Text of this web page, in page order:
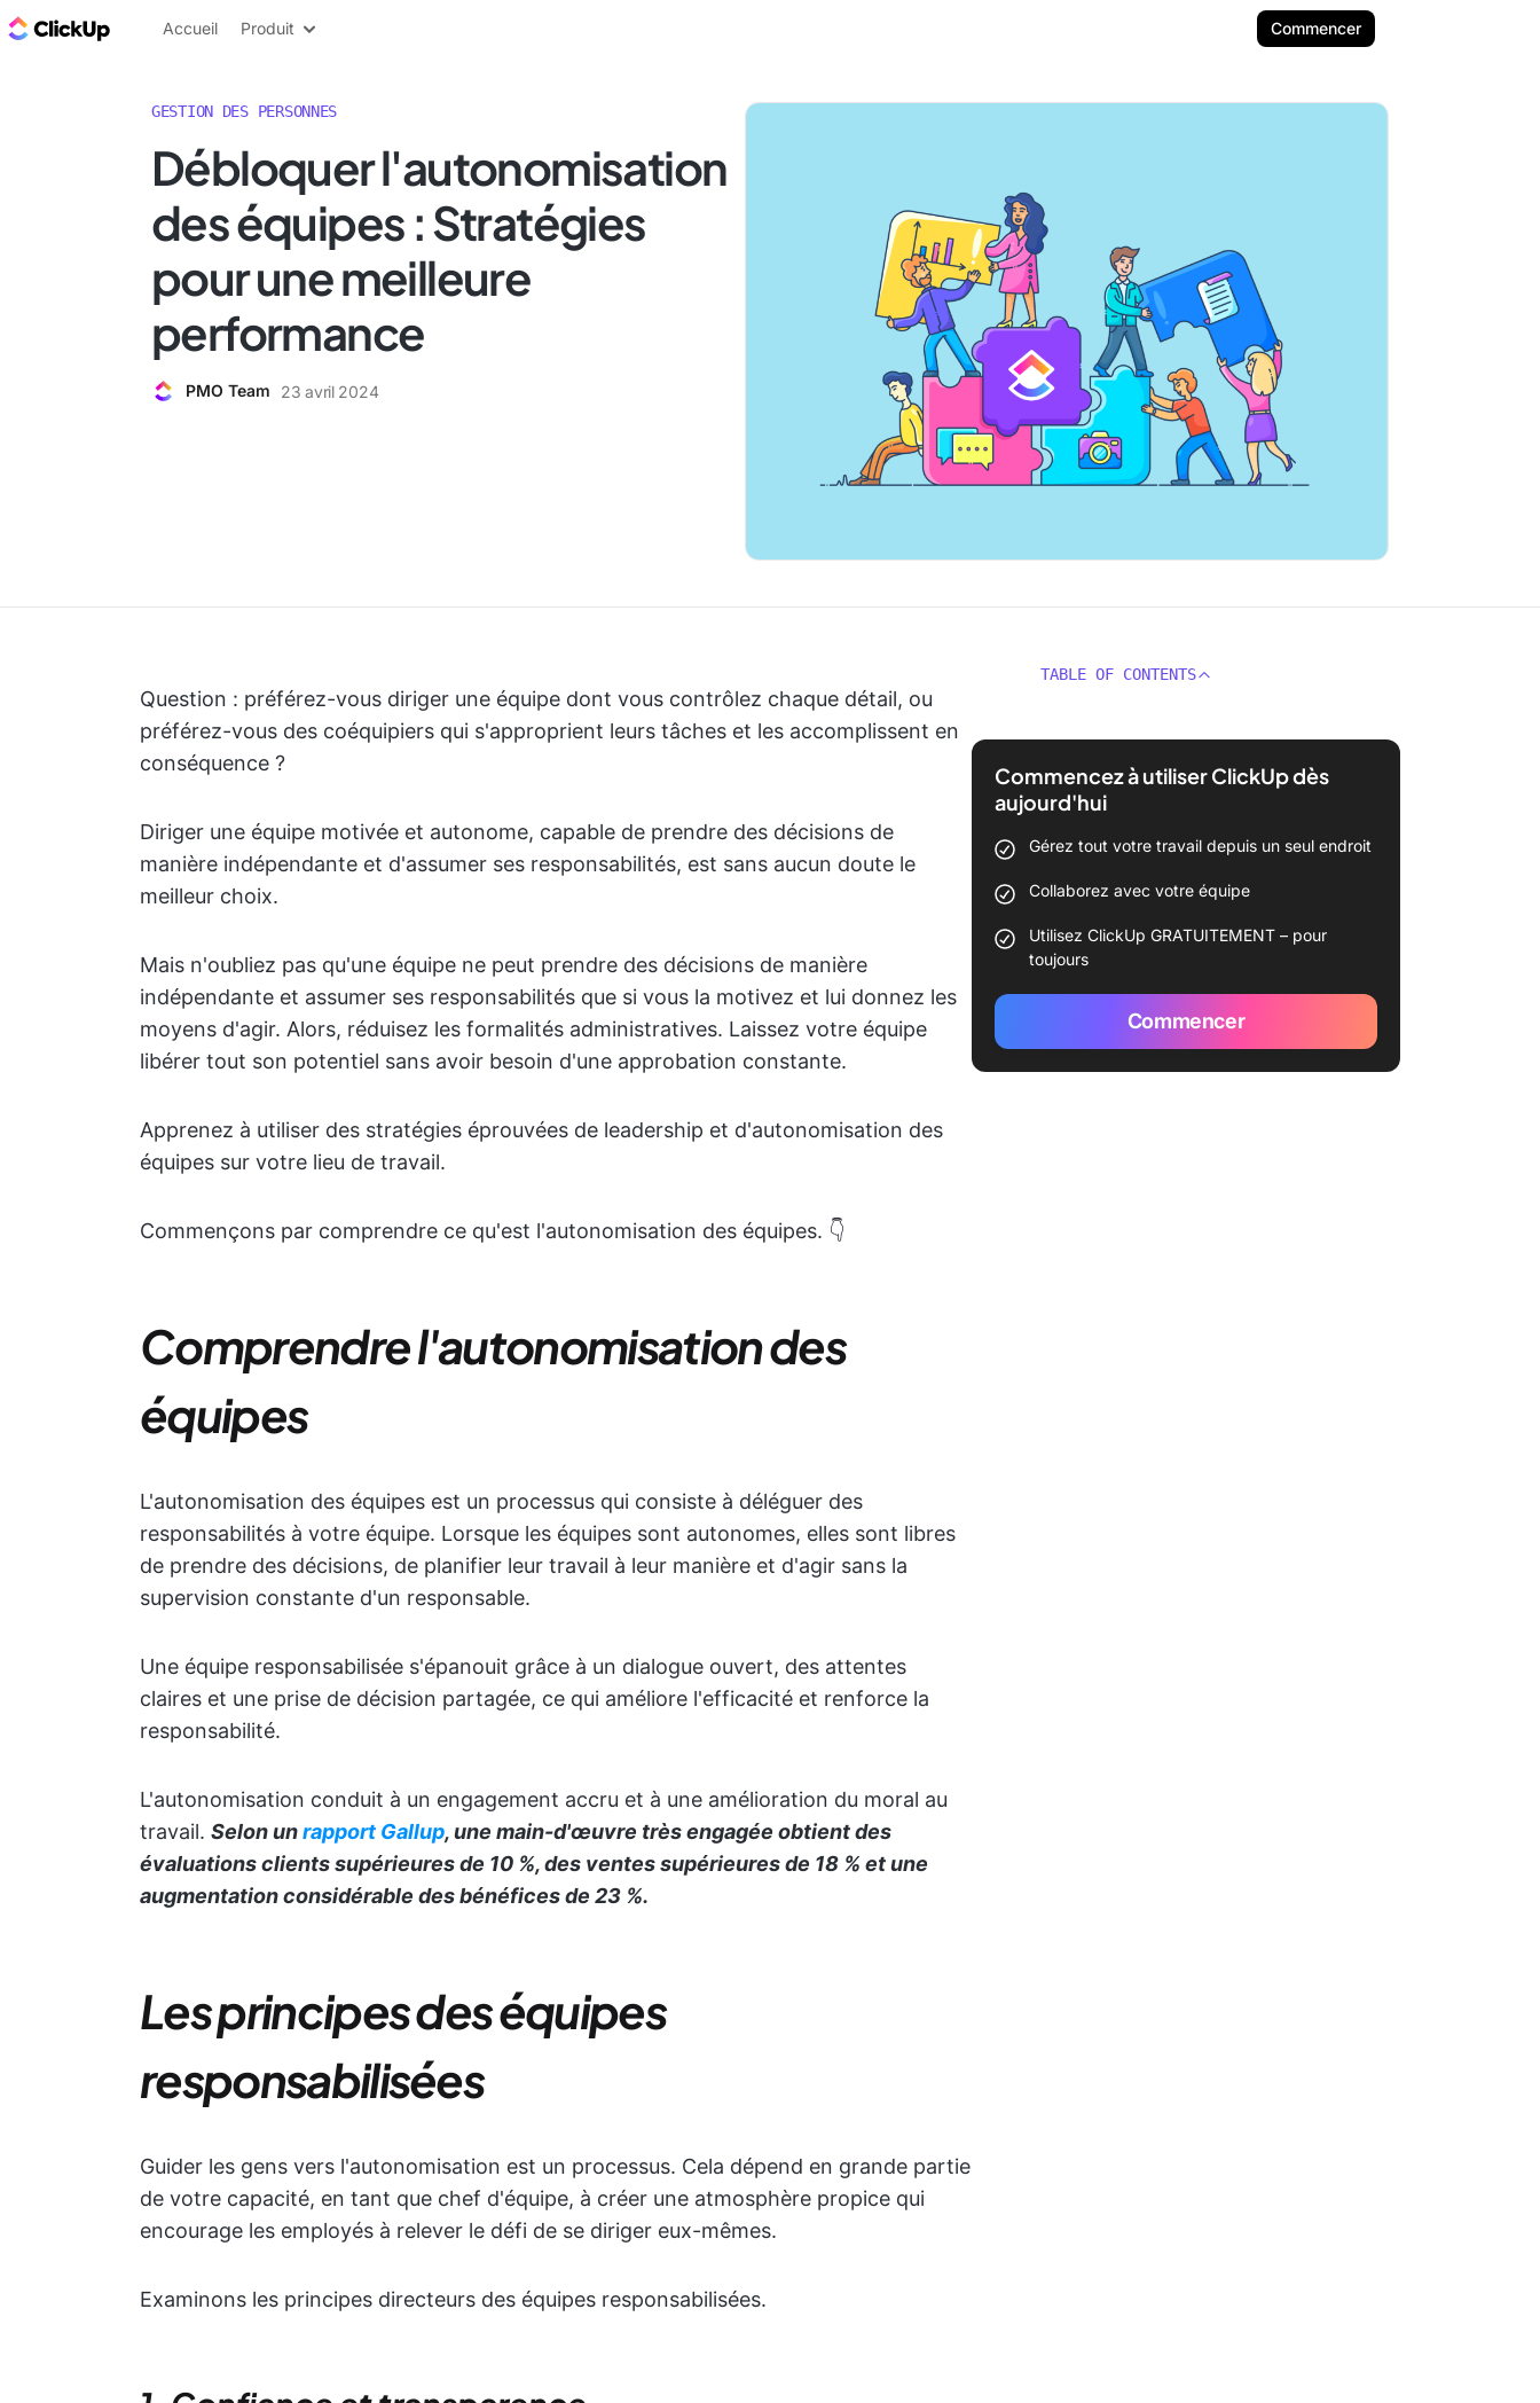
ClickUp Blog
Accueil Produit Commencer
GESTION DES PERSONNES
Débloquer l'autonomisation
des équipes : Stratégies
pour une meilleure
performance
PMO Team 23 avril 2024
Question : préférez-vous diriger une équipe dont vous contrôlez chaque détail, ou
préférez-vous des coéquipiers qui s'approprient leurs tâches et les accomplissent en
conséquence ?
Diriger une équipe motivée et autonome, capable de prendre des décisions de
manière indépendante et d'assumer ses responsabilités, est sans aucun doute le
meilleur choix.
Mais n'oubliez pas qu'une équipe ne peut prendre des décisions de manière
indépendante et assumer ses responsabilités que si vous la motivez et lui donnez les
moyens d'agir. Alors, réduisez les formalités administratives. Laissez votre équipe
libérer tout son potentiel sans avoir besoin d'une approbation constante.
Apprenez à utiliser des stratégies éprouvées de leadership et d'autonomisation des
équipes sur votre lieu de travail.
Commençons par comprendre ce qu'est l'autonomisation des équipes. 👇
Comprendre l'autonomisation des
équipes
L'autonomisation des équipes est un processus qui consiste à déléguer des
responsabilités à votre équipe. Lorsque les équipes sont autonomes, elles sont libres
de prendre des décisions, de planifier leur travail à leur manière et d'agir sans la
supervision constante d'un responsable.
Une équipe responsabilisée s'épanouit grâce à un dialogue ouvert, des attentes
claires et une prise de décision partagée, ce qui améliore l'efficacité et renforce la
responsabilité.
L'autonomisation conduit à un engagement accru et à une amélioration du moral au
travail. Selon unrapport Gallup, une main-d'œuvre très engagée obtient des
évaluations clients supérieures de 10 %, des ventes supérieures de 18 % et une
augmentation considérable des bénéfices de 23 %.
Les principes des équipes
responsabilisées
Guider les gens vers l'autonomisation est un processus. Cela dépend en grande partie
de votre capacité, en tant que chef d'équipe, à créer une atmosphère propice qui
encourage les employés à relever le défi de se diriger eux-mêmes.
Examinons les principes directeurs des équipes responsabilisées.
TABLE OF CONTENTS
Commencez à utiliser ClickUp dès
aujourd'hui
Gérez tout votre travail depuis un seul endroit
Collaborez avec votre équipe
Utilisez ClickUp GRATUITEMENT – pour
toujours
Commencer